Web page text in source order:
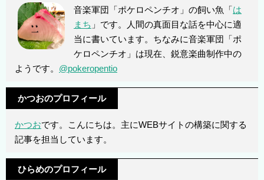
音楽軍団「ポケロペンチオ」の飼い魚「は
まち 」です。人間の真面目な話を中心に適
当に書いています。ちなみに音楽軍団「ポ
ケロペンチオ」は現在、鋭意楽曲制作中の
ようです。 @pokeropentio
かつおのプロフィール
かつおです。こんにちは。主にWEBサイトの構築に関する
記事を担当しています。
ひらめのプロフィール